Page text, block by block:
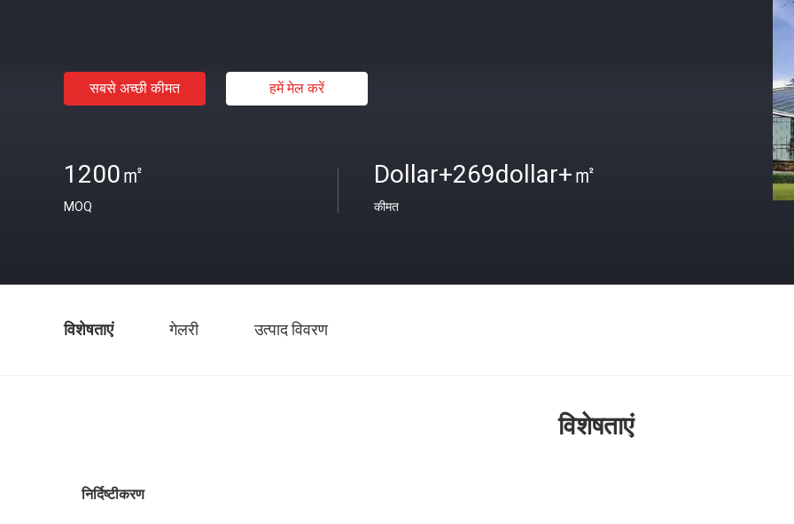
सबसे अच्छी कीमत हमें मेल करें
1200㎡
MOQ
Dollar+269dollar+㎡
कीमत
विशेषताएं गेलरी उत्पाद विवरण
विशेषताएं
निर्दिष्टीकरण